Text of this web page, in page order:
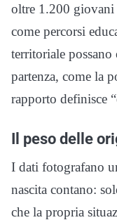
oltre 1.200 giovani
come percorsi
territoriale
partenza, come la
rapporto definisce
Il peso delle
I dati fotografano
nascita contano:
che la propria